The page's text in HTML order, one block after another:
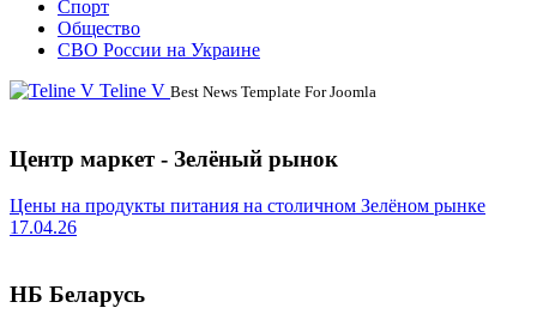
Спорт
Общество
СВО России на Украине
Teline V Best News Template For Joomla
Центр маркет - Зелёный рынок
Цены на продукты питания на столичном Зелёном рынке
17.04.26
НБ Беларусь